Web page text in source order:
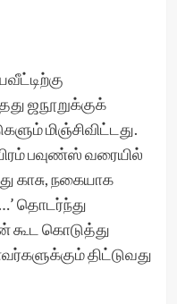
ஜநூறுக்குக்
மிஞ்சிவிட்டது.
பவுண்ஸ் வரையில்
காசு, நகையாக
தொடர்ந்து
கூட கொடுத்து
திட்டுவது